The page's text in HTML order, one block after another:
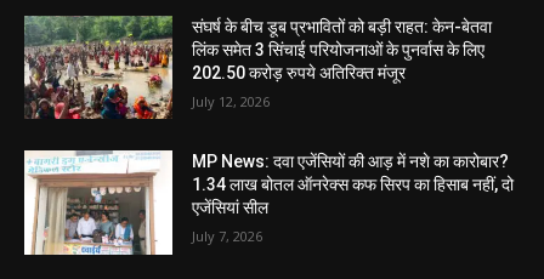
संघर्ष के बीच डूब प्रभावितों को बड़ी राहत: केन-बेतवा
लिंक समेत 3 सिंचाई परियोजनाओं के पुनर्वास के लिए
202.50 करोड़ रुपये अतिरिक्त मंजूर
July 12, 2026
MP News: दवा एजेंसियों की आड़ में नशे का कारोबार?
1.34 लाख बोतल ऑनरेक्स कफ सिरप का हिसाब नहीं, दो
एजेंसियां सील
July 7, 2026